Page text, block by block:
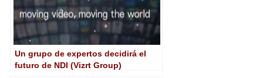
Un grupo de expertos decidirá el
futuro de NDI (Vizrt Group)